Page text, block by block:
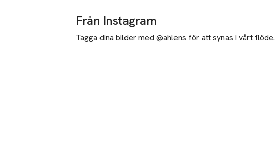
Från Instagram
Tagga dina bilder med @ahlens för att synas i vårt flöde.